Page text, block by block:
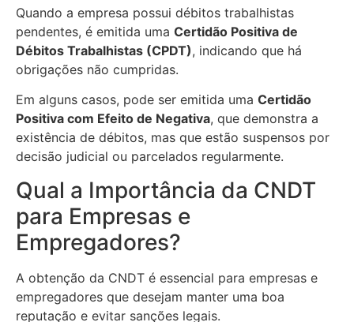
Quando a empresa possui débitos trabalhistas
pendentes, é emitida uma Certidão Positiva de
Débitos Trabalhistas (CPDT), indicando que há
obrigações não cumpridas.
Em alguns casos, pode ser emitida uma Certidão
Positiva com Efeito de Negativa, que demonstra a
existência de débitos, mas que estão suspensos por
decisão judicial ou parcelados regularmente.
Qual a Importância da CNDT
para Empresas e
Empregadores?
A obtenção da CNDT é essencial para empresas e
empregadores que desejam manter uma boa
reputação e evitar sanções legais.